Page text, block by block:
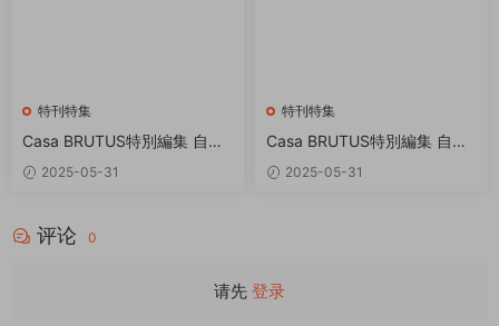
特刊特集
Casa BRUTUS特別編集 自然
と暮らす家 PDF
2025-05-31
特刊特集
Casa BRUTUS特別編集 自然
と暮らすスタイルブック PDF
2025-05-31
评论 0
请先 登录